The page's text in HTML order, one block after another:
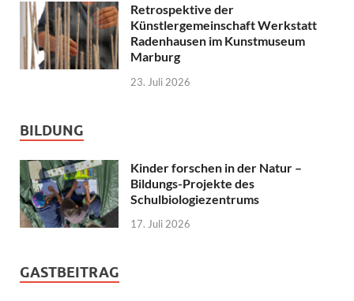
Retrospektive der
Künstlergemeinschaft Werkstatt
Radenhausen im Kunstmuseum
Marburg
23. Juli 2026
BILDUNG
Kinder forschen in der Natur –
Bildungs-Projekte des
Schulbiologiezentrums
17. Juli 2026
GASTBEITRAG